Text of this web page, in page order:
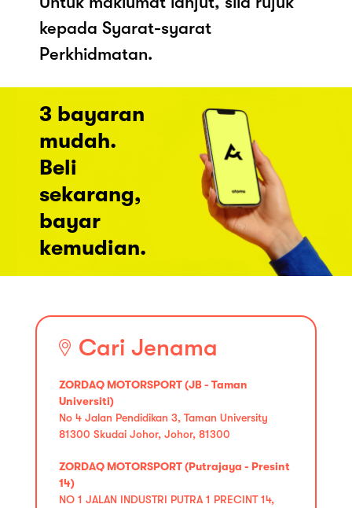
kepada Syarat-syarat
Perkhidmatan.
3 bayaran
mudah.
Beli
sekarang,
bayar
kemudian.
Cari Jenama
ZORDAQ MOTORSPORT (JB - Taman
Universiti)
No 4 Jalan Pendidikan 3, Taman University
81300 Skudai Johor, Johor, 81300
ZORDAQ MOTORSPORT (Putrajaya - Presint
14)
NO 1 JALAN INDUSTRI PUTRA 1 PRECINT 14,